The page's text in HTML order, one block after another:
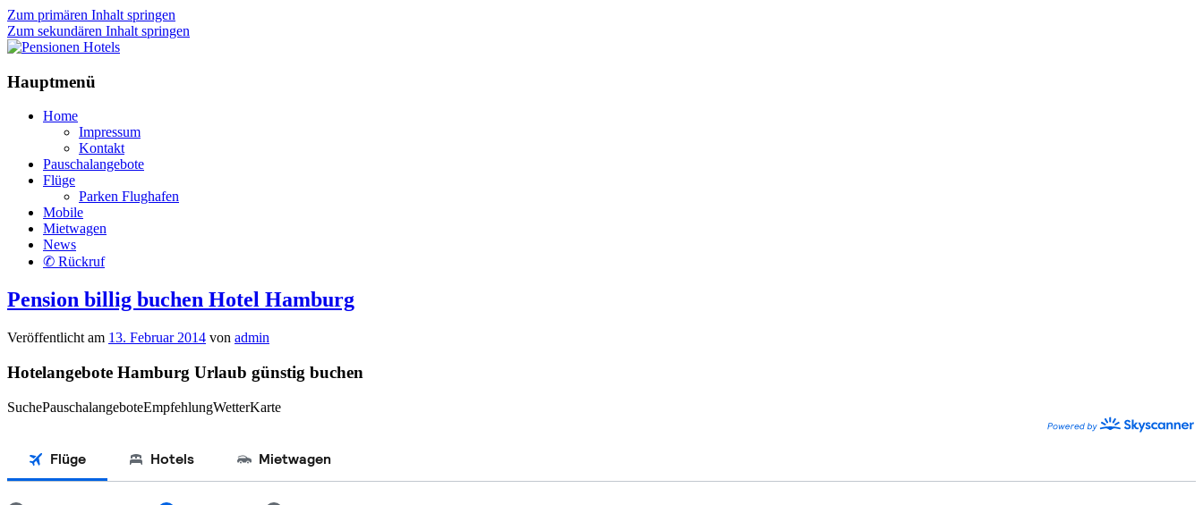
Zum primären Inhalt springen
Zum sekundären Inhalt springen
Pensionen Hotels
Hauptmenü
Home
Impressum
Kontakt
Pauschalangebote
Flüge
Parken Flughafen
Mobile
Mietwagen
News
✆ Rückruf
Pension billig buchen Hotel Hamburg
Veröffentlicht am 13. Februar 2014 von admin
Hotelangebote Hamburg Urlaub günstig buchen
SuchePauschalangeboteEmpfehlungWetterKarte